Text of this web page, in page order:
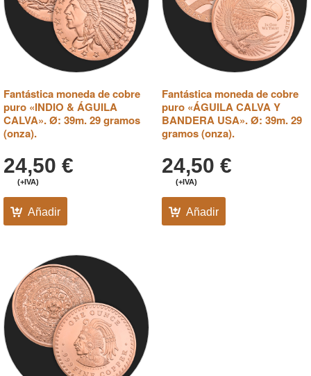
Fantástica moneda de cobre
puro «INDIO & ÁGUILA
CALVA». Ø: 39m. 29 gramos
(onza).
24,50 €
(+IVA)
Añadir
Fantástica moneda de cobre
puro «ÁGUILA CALVA Y
BANDERA USA». Ø: 39m. 29
gramos (onza).
24,50 €
(+IVA)
Añadir